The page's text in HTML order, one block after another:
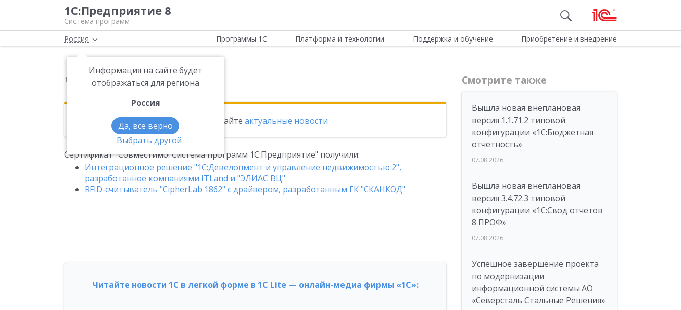
1С:Предприятие 8
Система программ
Россия
Информация на сайте будет
отображаться для региона
Россия
Да, все верно
Выбрать другой
Программы 1С Платформа и технологии Поддержка и обучение Приобретение и внедрение
Главная
14.12.2016
Эта новость находится в архиве. Читайте актуальные новости
Сертификат "Совместимо! Система программ 1С:Предприятие" получили:
Интеграционное решение "1С:Девелопмент и управление недвижимостью 2",
разработанное компаниями ITLand и "ЭЛИАС ВЦ"
RFID-считыватель "CipherLab 1862" с драйвером, разработанным ГК "СКАНКОД"
Читайте новости 1С в легкой форме в 1С Lite — онлайн-медиа фирмы «1С»:
Смотрите также
Вышла новая внеплановая
версия 1.1.71.2 типовой
конфигурации «1C:Бюджетная
отчетность»
07.08.2026
Вышла новая внеплановая
версия 3.4.72.3 типовой
конфигурации «1C:Свод отчетов
8 ПРОФ»
07.08.2026
Успешное завершение проекта
по модернизации
информационной системы АО
«Северсталь Стальные Решения»